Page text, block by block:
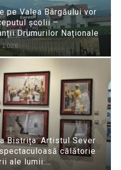
pe Valea Bârgăului vor
școlii –
Drumurilor Naționale
2026
Bistrița: Artistul Sever
călătorie
ale lumii:...